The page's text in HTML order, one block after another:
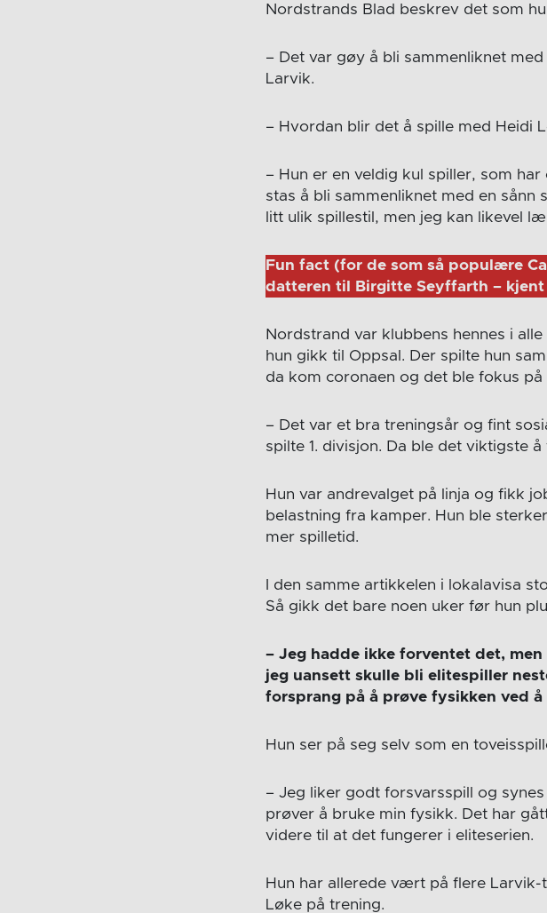
Nordstrands Blad beskrev det som
– Det var gøy å bli sammenliknet
Larvik.
– Hvordan blir det å spille med Heidi
– Hun er en veldig kul spiller, som
stas å bli sammenliknet med en
litt ulik spillestil, men jeg kan likevel
Fun fact (for de som så populære
datteren til Birgitte Seyffarth – kjent
Nordstrand var klubbens hennes i
hun gikk til Oppsal. Der spilte hun
da kom coronaen og det ble fokus på
– Det var et bra treningsår og fint
spilte 1. divisjon. Da ble det viktigste
Hun var andrevalget på linja og fikk
belastning fra kamper. Hun ble
mer spilletid.
I den samme artikkelen i lokalavisa
Så gikk det bare noen uker før hun
– Jeg hadde ikke forventet det,
jeg uansett skulle bli elitespiller
forsprang på å prøve fysikken ved
Hun ser på seg selv som en
– Jeg liker godt forsvarsspill og
prøver å bruke min fysikk. Det har
videre til at det fungerer i eliteserien.
Hun har allerede vært på flere
Løke på trening.